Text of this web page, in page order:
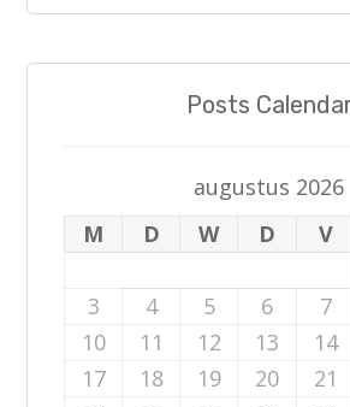
Posts
augustus 2026
M
D W D V
3
4 5 6 7
10
11 12 13 14
17
18 19 20 21